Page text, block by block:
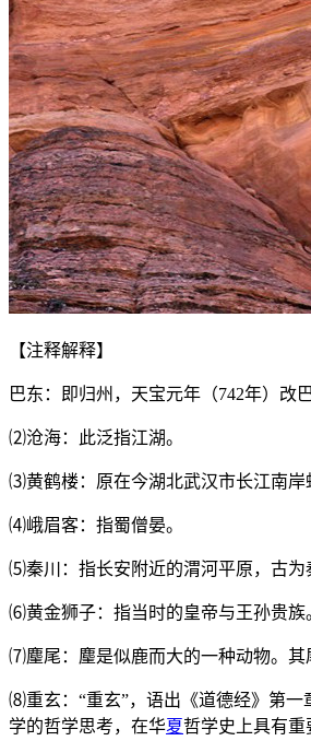
【注释解释】
巴东：即归州，天宝元年（742年）改
⑵沧海：此泛指江湖。
⑶黄鹤楼：原在今湖北武汉市长江南岸
⑷峨眉客：指蜀僧晏。
⑸秦川：指长安附近的渭河平原，古为
⑹黄金狮子：指当时的皇帝与王孙贵族
⑺麈尾：麈是似鹿而大的一种动物。其
⑻重玄：“重玄”，语出《道德经》第一
学的哲学思考，在华夏哲学史上具有重